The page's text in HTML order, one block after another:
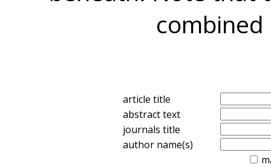
combined
article title
abstract text
journals title
author name(s)